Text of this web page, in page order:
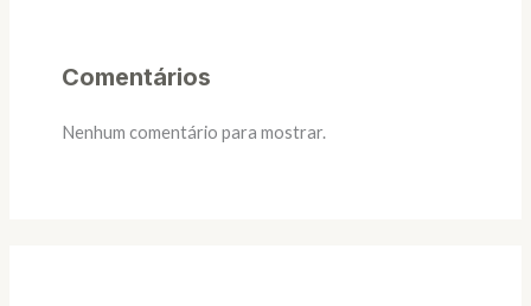
Comentários
Nenhum comentário para mostrar.